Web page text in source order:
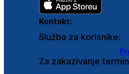
Kontakt:
Služba za korisnike:
Za zakazivanje